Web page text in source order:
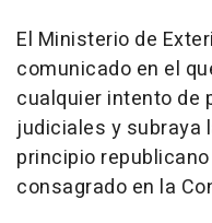
El Ministerio de
comunicado en el
cualquier intento de
judiciales y subraya
principio
consagrado en la